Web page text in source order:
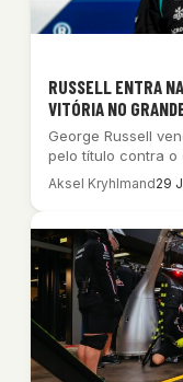
RUSSELL ENTRA
VITÓRIA NO
George Russell
pelo título contra
Aksel Kryhlmand29